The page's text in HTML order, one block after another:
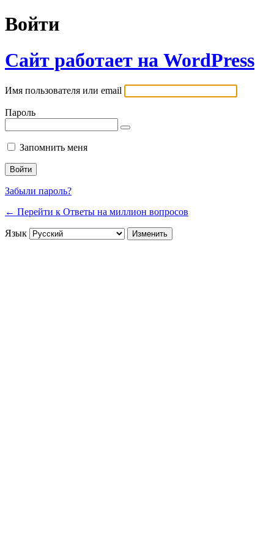
Войти
Сайт работает на WordPress
Имя пользователя или email
Пароль
Запомнить меня
Забыли пароль?
← Перейти к Ответы на миллион вопросов
Язык